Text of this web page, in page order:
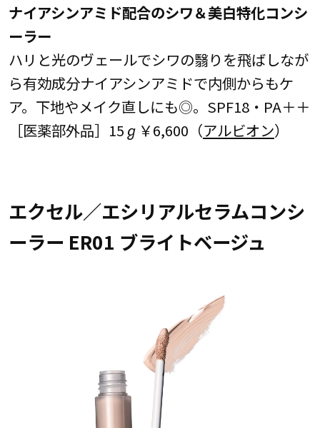
ナイアシンアミド配合のシワ＆美白特化コンシ
ーラー
ハリと光のヴェールでシワの翳りを飛ばしなが
ら有効成分ナイアシンアミドで内側からもケ
ア。下地やメイク直しにも◎。SPF18・PA＋＋
［医薬部外品］15ℊ￥6,600（アルビオン）
エクセル／エシリアルセラムコンシ
ーラー ER01 ブライトベージュ